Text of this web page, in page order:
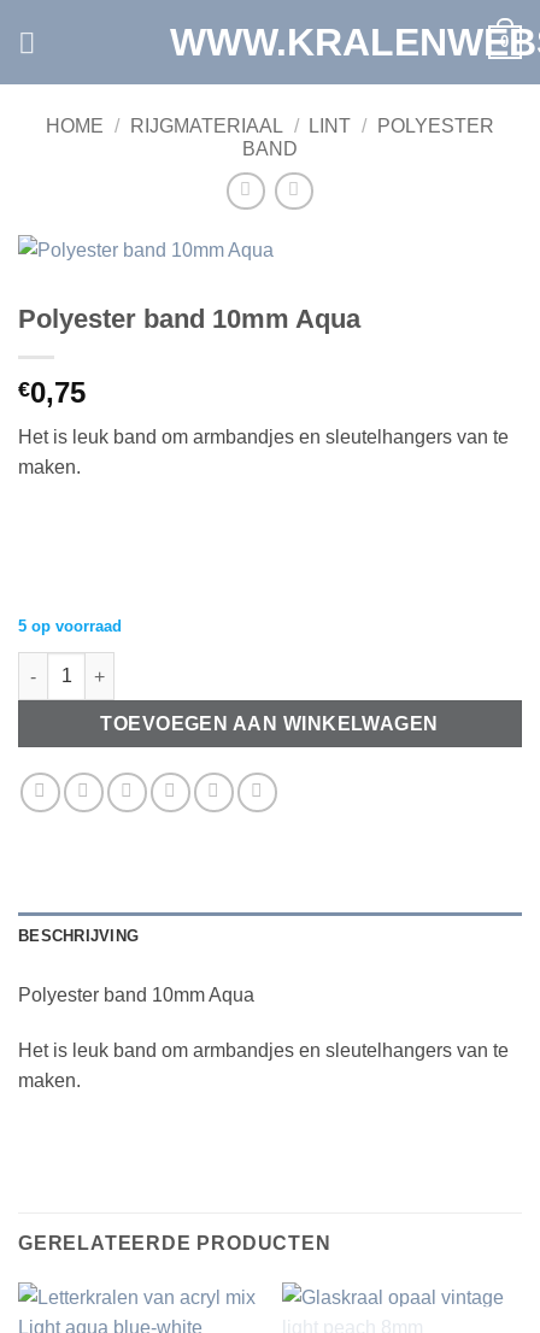
0
HOME / RIJGMATERIAAL / LINT /
POLYESTER
BAND
Polyester band 10mm Aqua
€0,75
Het is leuk band om armbandjes en sleutelhangers van te
maken.
5 op voorraad
Polyester band 10mm Aqua aantal
TOEVOEGEN AAN WINKELWAGEN
BESCHRIJVING
Polyester band 10mm Aqua
Het is leuk band om armbandjes en sleutelhangers van te
maken.
GERELATEERDE PRODUCTEN